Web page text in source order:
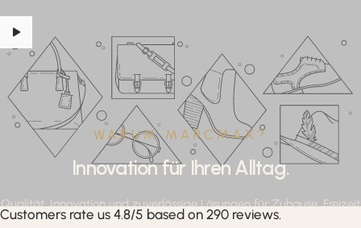
WARUM MARCMAX?
Innovation für Ihren Alltag.
Qualität, Innovation und zuverlässige Lösungen für Zuhause, Freizeit
und professionelle Anwendungen.
Customers rate us 4.8/5 based on 290 reviews.